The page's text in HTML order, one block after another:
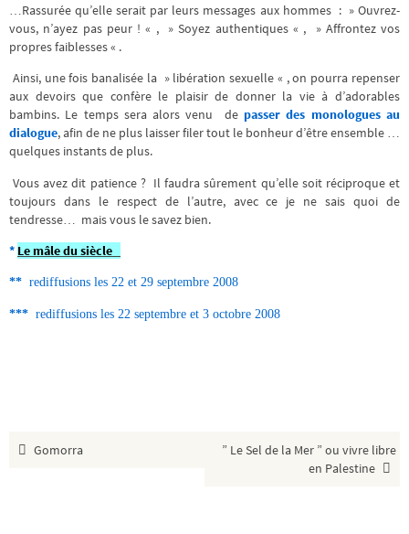
…Rassurée qu’elle serait par leurs messages aux hommes : » Ouvrez-
vous, n’ayez pas peur ! « , » Soyez authentiques « , » Affrontez vos
propres faiblesses « .
Ainsi, une fois banalisée la » libération sexuelle « , on pourra repenser
aux devoirs que confère le plaisir de donner la vie à d’adorables
bambins. Le temps sera alors venu depasser des monologues au
dialogue, afin de ne plus laisser filer tout le bonheur d’être ensemble …
quelques instants de plus.
Vous avez dit patience ? Il faudra sûrement qu’elle soit réciproque et
toujours dans le respect de l’autre, avec ce je ne sais quoi de
tendresse… mais vous le savez bien.
* Le mâle du siècle
** rediffusions les 22 et 29 septembre 2008
*** rediffusions les 22 septembre et 3 octobre 2008
Gomorra
” Le Sel de la Mer ” ou vivre libre
en Palestine